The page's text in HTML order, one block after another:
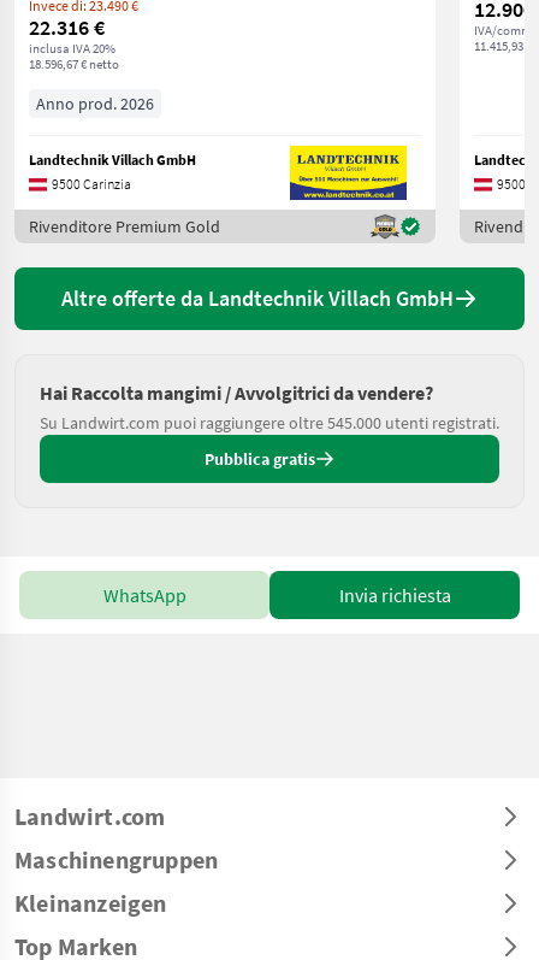
Invece di: 23.490 €
22.316 €
inclusa IVA 20%
18.596,67 € netto
Anno prod. 2026
Landtechnik Villach GmbH
9500 Carinzia
Rivenditore Premium Gold
12.900
IVA/
11.415,93 €
9500
Altre offerte da Landtechnik Villach GmbH
Hai Raccolta mangimi / Avvolgitrici da vendere?
Su Landwirt.com puoi raggiungere oltre 545.000 utenti registrati.
Pubblica gratis
WhatsApp Invia richiesta
Landwirt.com
Maschinengruppen
Kleinanzeigen
Top Marken